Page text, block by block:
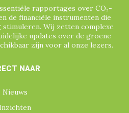
ZUID-AFRIKA
rapportages over CO₂-
de financiële instrumenten die
Wij zetten complexe
updates over de groene
zijn voor al onze lezers.
NAAR
Nieuws